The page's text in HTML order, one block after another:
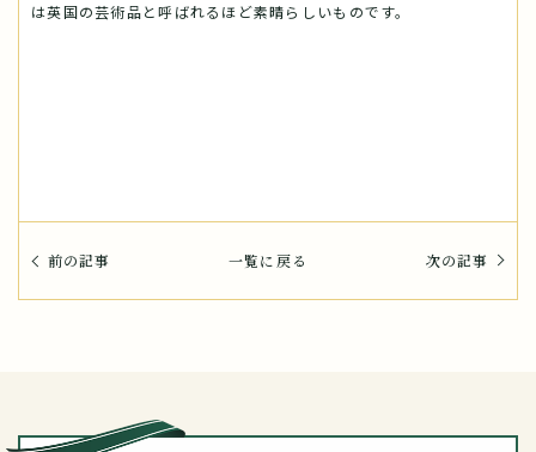
は英国の芸術品と呼ばれるほど素晴らしいものです。
前の記事 一覧に戻る 次の記事